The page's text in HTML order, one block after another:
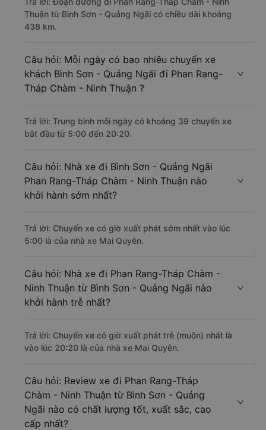
Thuận từ Bình Sơn - Quảng Ngãi có chiều dài khoảng
438 km.
Câu hỏi: Mỗi ngày có bao nhiêu chuyến xe
khách Bình Sơn - Quảng Ngãi đi Phan Rang-
Tháp Chàm - Ninh Thuận ?
Trả lời: Trung bình mỗi ngày có khoảng 39 chuyến xe
bắt đầu từ 5:00 đến 20:20.
Câu hỏi: Nhà xe đi Bình Sơn - Quảng Ngãi
Phan Rang-Tháp Chàm - Ninh Thuận nào
khởi hành sớm nhất?
Trả lời: Chuyến xe có giờ xuất phát sớm nhất vào lúc
5:00 là của nhà xe Mai Quyên.
Câu hỏi: Nhà xe đi Phan Rang-Tháp Chàm -
Ninh Thuận từ Bình Sơn - Quảng Ngãi nào
khởi hành trễ nhất?
Trả lời: Chuyến xe có giờ xuất phát trễ (muộn) nhất là
vào lúc 20:20 là của nhà xe Mai Quyên.
Câu hỏi: Review xe đi Phan Rang-Tháp
Chàm - Ninh Thuận từ Bình Sơn - Quảng
Ngãi nào có chất lượng tốt, xuất sắc, cao
cấp nhất?